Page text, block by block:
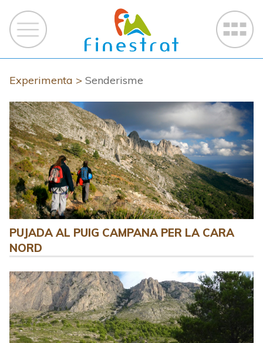
Experimenta > Senderisme
PUJADA AL PUIG CAMPANA PER LA CARA
NORD